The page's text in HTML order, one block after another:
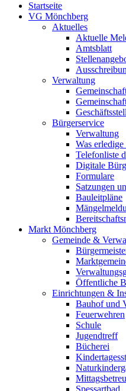
Startseite
VG Mönchberg
Aktuelles
Aktuelle
Amtsblatt
Verwaltung
Bürgerservice
Verwaltung
Was
Telefonliste
Digitale
Formulare
Satzungen
Bauleitpläne
Markt Mönchberg
Gemeinde &
Öffentliche
Einrichtungen &
Bauhof und
Feuerwehren
Schule
Jugendtreff
Bücherei
Spessartbad